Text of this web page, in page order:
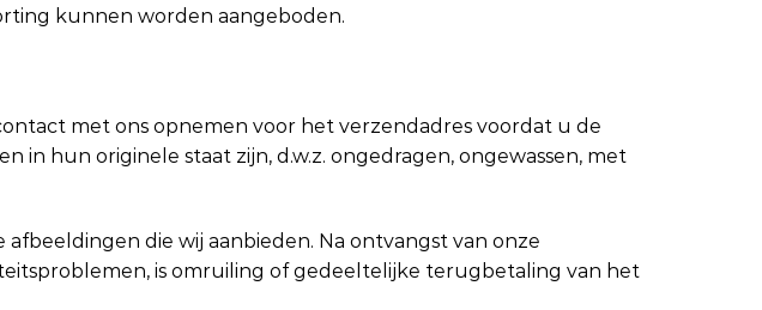
kunnen worden aangeboden.
met ons opnemen voor het verzendadres voordat u de
hun originele staat zijn, d.w.z. ongedragen, ongewassen, met
die wij aanbieden. Na ontvangst van onze
is omruiling of gedeeltelijke terugbetaling van het